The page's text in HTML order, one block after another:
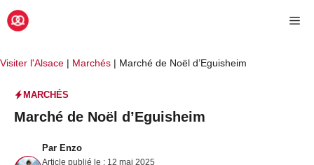
Aller
au
Visiter l'Alsace | Marchés | Marché de Noël d’Eguisheim
MARCHÉS
Marché de Noël d’Eguisheim
Par Enzo
Article publié le : 12 mai 2025